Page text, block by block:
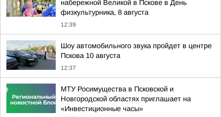
набережной Великой в Пскове в День
физкультурника, 8 августа
12:39
Шоу автомобильного звука пройдет в центре
Пскова 10 августа
12:37
МТУ Росимущества в Псковской и
Новгородской областях приглашает на
«Инвестиционные часы»